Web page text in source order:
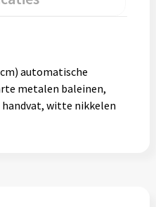
automatische
metalen baleinen,
witte nikkelen